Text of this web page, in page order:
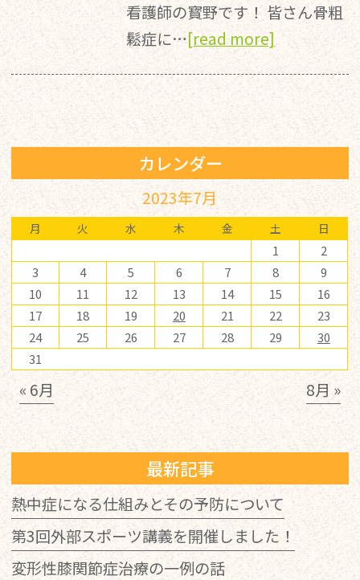
看護師の寳野です！ 皆さん骨粗
鬆症に…[read more]
カレンダー
2023年7月
月 火 水 木 金 土 日
1
2
3
4 5 6 7 8
9
10
11 12 13 14 15
16
17
18 19 20 21 22
23
24
25 26 27 28 29
30
31
« 6月 8月 »
最新記事
熱中症になる仕組みとその予防について
第3回外部スポーツ講義を開催しました！
変形性膝関節症治療の一例の話